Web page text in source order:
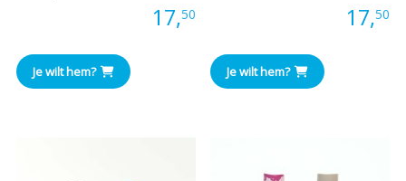
17,50
Je wilt hem?
17,50
Je wilt hem?